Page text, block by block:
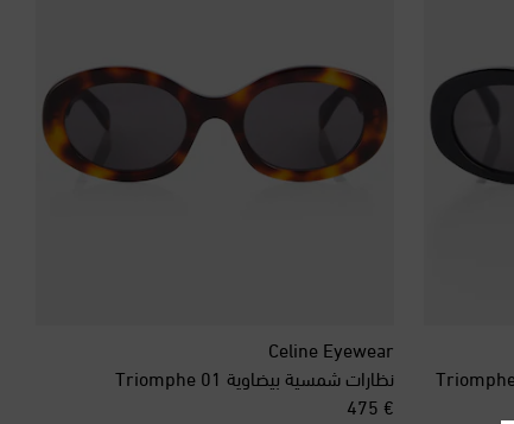
Celine Eyewear
نظارات شمسية بيضاوية Triomphe 01
€ 475
original price